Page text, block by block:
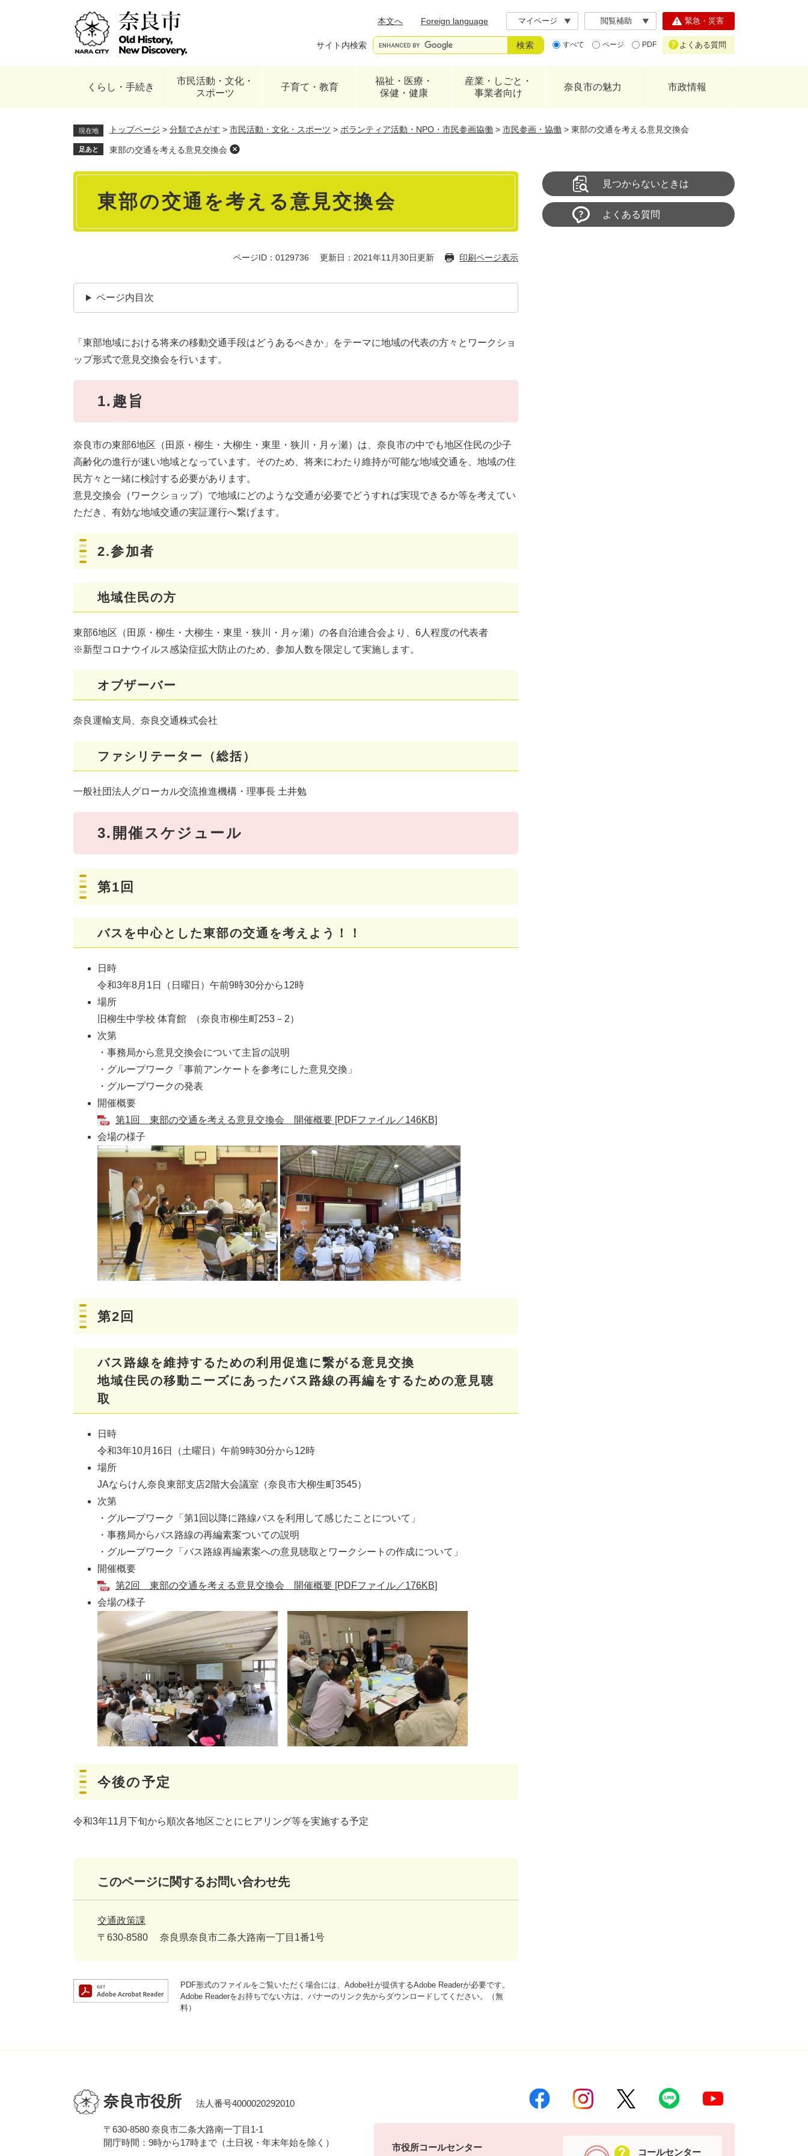
本文へ
Foreign language マイページ 閲覧補助
サイト内検索 すべて ページ PDF
緊急・災害
よくある質問
くらし・手続き
市民活動・文化・
スポーツ
子育て・教育
福祉・医療・
保健・健康
産業・しごと・
事業者向け
奈良市の魅力 市政情報
現在地 トップページ > 分類でさがす > 市民活動・文化・スポーツ > ボランティア活動・NPO・市民参画協働 > 市民参画・協働 > 東部の交通を考える意見交換会
足あと 東部の交通を考える意見交換会
本
東部の交通を考える意見交換会
ページID：0129736 更新日：2021年11月30日更新 印刷ページ表示
ページ内目次
「東部地域における将来の移動交通手段はどうあるべきか」をテーマに地域の代表の方々とワークショ
ップ形式で意見交換会を行います。
1.趣旨
奈良市の東部6地区（田原・柳生・大柳生・東里・狭川・月ヶ瀬）は、奈良市の中でも地区住民の少子
高齢化の進行が速い地域となっています。そのため、将来にわたり維持が可能な地域交通を、地域の住
民方々と一緒に検討する必要があります。
意見交換会（ワークショップ）で地域にどのような交通が必要でどうすれば実現できるか等を考えてい
ただき、有効な地域交通の実証運行へ繋げます。
2.参加者
地域住民の方
東部6地区（田原・柳生・大柳生・東里・狭川・月ヶ瀬）の各自治連合会より、6人程度の代表者
※新型コロナウイルス感染症拡大防止のため、参加人数を限定して実施します。
オブザーバー
奈良運輸支局、奈良交通株式会社
ファシリテーター（総括）
一般社団法人グローカル交流推進機構・理事長 土井勉
3.開催スケジュール
第1回
バスを中心とした東部の交通を考えよう！！
日時
令和3年8月1日（日曜日）午前9時30分から12時
場所
旧柳生中学校 体育館 （奈良市柳生町253－2）
次第
・事務局から意見交換会について主旨の説明
・グループワーク「事前アンケートを参考にした意見交換」
・グループワークの発表
開催概要
第1回 東部の交通を考える意見交換会 開催概要 [PDFファイル／146KB]
会場の様子
第2回
バス路線を維持するための利用促進に繋がる意見交換
​地域住民の移動ニーズにあったバス路線の再編をするための意見聴
取
日時
令和3年10月16日（土曜日）午前9時30分から12時
場所
JAならけん奈良東部支店2階大会議室（奈良市大柳生町3545）​
次第
・グループワーク「第1回以降に路線バスを利用して感じたことについて」
・事務局からバス路線の再編素案ついての説明
・グループワーク「バス路線再編素案への意見聴取とワークシートの作成について」
開催概要
第2回 東部の交通を考える意見交換会 開催概要 [PDFファイル／176KB]
会場の様子
今後の予定
令和3年11月下旬から順次各地区ごとにヒアリング等を実施する予定
このページに関するお問い合わせ先
交通政策課
〒630-8580
奈良県奈良市二条大路南一丁目1番1号
PDF形式のファイルをご覧いただく場合には、Adobe社が提供するAdobe Readerが必要です。
Adobe Readerをお持ちでない方は、バナーのリンク先からダウンロードしてください。（無
料）
見つからないときは
よくある質問
奈良市役所 法人番号4000020292010
〒630-8580 奈良市二条大路南一丁目1-1
開庁時間：9時から17時まで（土日祝・年末年始を除く）
市役所コールセンター コールセンター